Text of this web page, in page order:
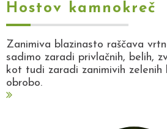
Hostov kamnokreč
Zanimiva blazinasto raščava
sadimo zaradi privlačnih, belih,
kot tudi zaradi zanimivih
obrobo.